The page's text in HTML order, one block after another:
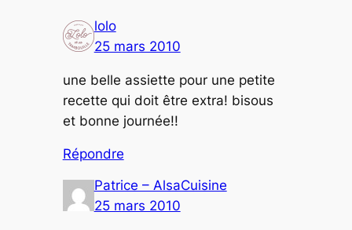
lolo
25 mars 2010
une belle assiette pour une petite
recette qui doit être extra! bisous
et bonne journée!!
Répondre
Patrice – AlsaCuisine
25 mars 2010